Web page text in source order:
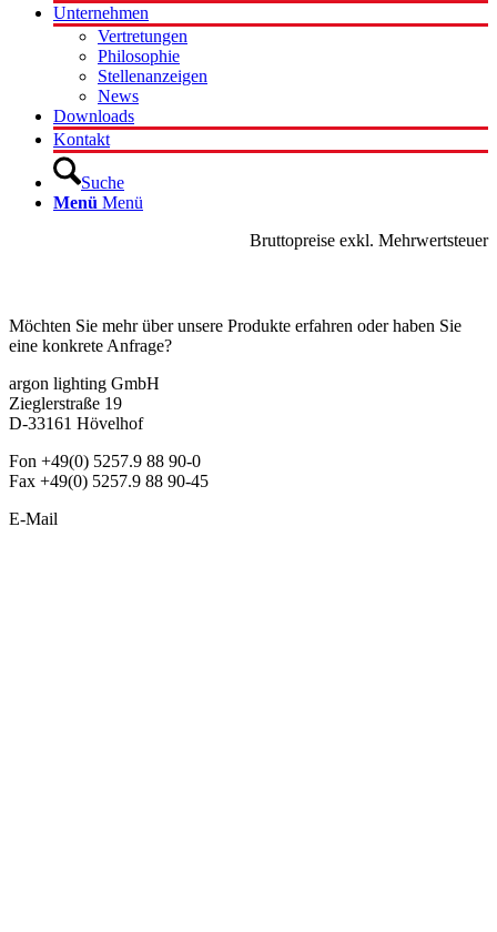
Unternehmen
Vertretungen
Philosophie
Stellenanzeigen
News
Downloads
Kontakt
Suche
Menü Menü
Bruttopreise exkl. Mehrwertsteuer
Möchten Sie mehr über unsere Produkte erfahren oder haben Sie
eine konkrete Anfrage?
argon lighting GmbH
Zieglerstraße 19
D-33161 Hövelhof
Fon +49(0) 5257.9 88 90-0
Fax +49(0) 5257.9 88 90-45
E-Mail